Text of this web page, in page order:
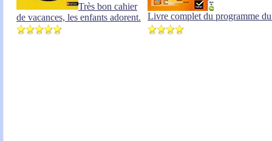
Très bon cahier
de vacances, les enfants adorent.
Livre complet du programme